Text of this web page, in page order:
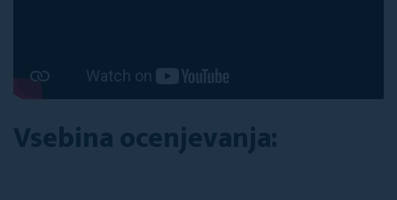
Vsebina ocenjevanja: